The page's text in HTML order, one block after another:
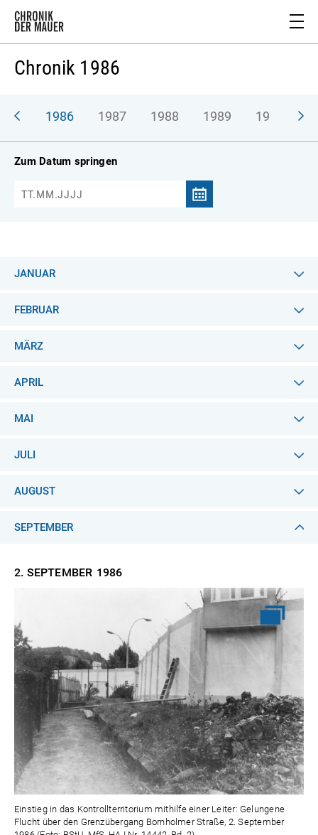
Chronik 1986
1986 1987 1988 1989 1990
Zum Datum springen
JANUAR
FEBRUAR
MÄRZ
APRIL
MAI
JULI
AUGUST
SEPTEMBER
2. SEPTEMBER 1986
Einstieg in das Kontrollterritorium mithilfe einer Leiter: Gelungene
Flucht über den Grenzübergang Bornholmer Straße, 2. September